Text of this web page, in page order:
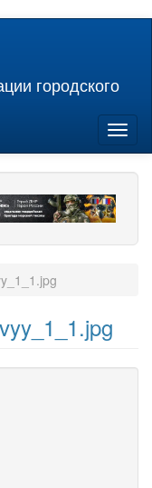
городского